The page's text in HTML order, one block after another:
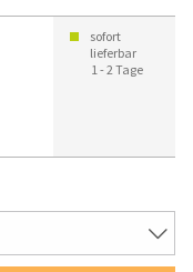
sofort
lieferbar
1 - 2 Tage